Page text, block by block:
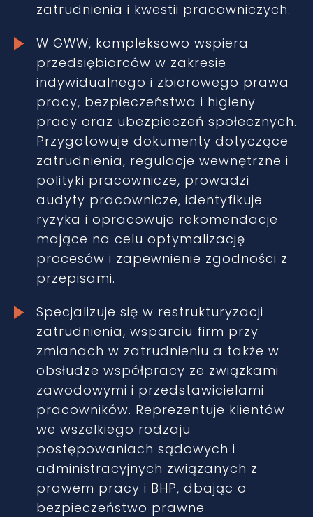
zatrudnienia i kwestii pracowniczych.
W GWW, kompleksowo wspiera
przedsiębiorców w zakresie
indywidualnego i zbiorowego prawa
pracy, bezpieczeństwa i higieny
pracy oraz ubezpieczeń społecznych.
Przygotowuje dokumenty dotyczące
zatrudnienia, regulacje wewnętrzne i
polityki pracownicze, prowadzi
audyty pracownicze, identyfikuje
ryzyka i opracowuje rekomendacje
mające na celu optymalizację
procesów i zapewnienie zgodności z
przepisami.
Specjalizuje się w restrukturyzacji
zatrudnienia, wsparciu firm przy
zmianach w zatrudnieniu a także w
obsłudze współpracy ze związkami
zawodowymi i przedstawicielami
pracowników. Reprezentuje klientów
we wszelkiego rodzaju
postępowaniach sądowych i
administracyjnych związanych z
prawem pracy i BHP, dbając o
bezpieczeństwo prawne